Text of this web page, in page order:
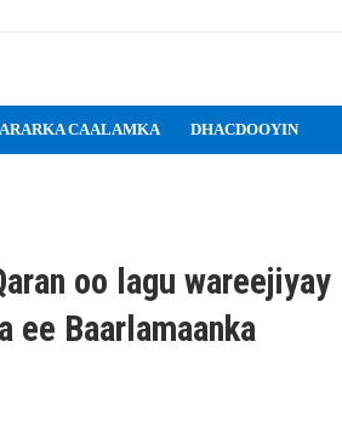
CAALAMKA DHACDOOYIN
oo lagu wareejiyay
ee Baarlamaanka